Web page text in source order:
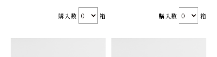
購入数 箱 購入数 箱